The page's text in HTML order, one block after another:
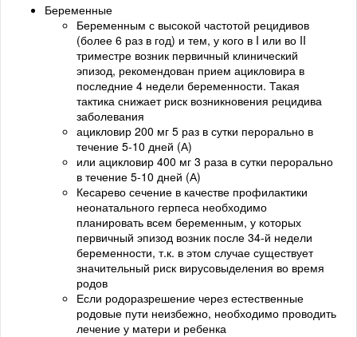
Беременные
Беременным с высокой частотой рецидивов
(более 6 раз в год) и тем, у кого в I или во II
триместре возник первичный клинический
эпизод, рекомендован прием ацикловира в
последние 4 недели беременности. Такая
тактика снижает риск возникновения рецидива
заболевания
ацикловир 200 мг 5 раз в сутки перорально в
течение 5-10 дней (А)
или ацикловир 400 мг 3 раза в сутки перорально
в течение 5-10 дней (А)
Кесарево сечение в качестве профилактики
неонатального герпеса необходимо
планировать всем беременным, у которых
первичный эпизод возник после 34-й недели
беременности, т.к. в этом случае существует
значительный риск вирусовыделения во время
родов
Если родоразрешение через естественные
родовые пути неизбежно, необходимо проводить
лечение у матери и ребенка